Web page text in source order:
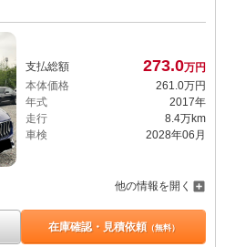
支払総額 273.0万円
本体価格
261. 0万円
年式
2017年
走行
8.4万km
車検
2028年06月
他の情報を開く
在庫確認・見積依頼（無料）